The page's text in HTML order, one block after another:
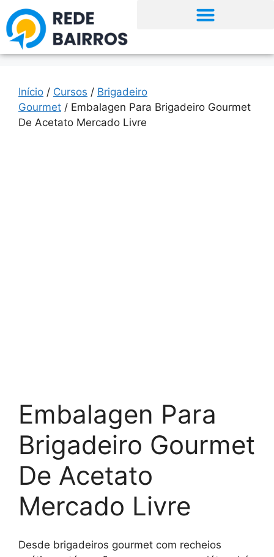
Início / Cursos / Brigadeiro
Gourmet / Embalagen Para Brigadeiro Gourmet
De Acetato Mercado Livre
Embalagen Para
Brigadeiro Gourmet
De Acetato
Mercado Livre
Desde brigadeiros gourmet com recheios